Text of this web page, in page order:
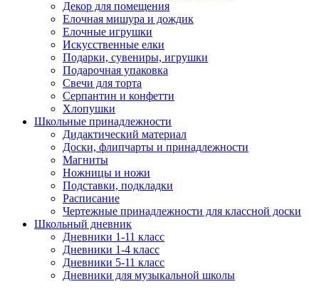
Декор для помещения
Елочная мишура и дождик
Елочные игрушки
Искусственные елки
Подарки, сувениры, игрушки
Подарочная упаковка
Свечи для торта
Серпантин и конфетти
Хлопушки
Школьные принадлежности
Дидактический материал
Доски, флипчарты и принадлежности
Магниты
Ножницы и ножи
Подставки, подкладки
Расписание
Чертежные принадлежности для классной доски
Школьный дневник
Дневники 1-11 класс
Дневники 1-4 класс
Дневники 5-11 класс
Дневники для музыкальной школы